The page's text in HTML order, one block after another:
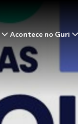
Acontece no Guri